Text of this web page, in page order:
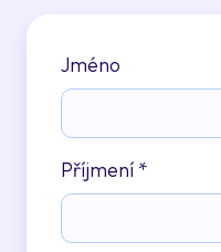
Jméno
Příjmení *